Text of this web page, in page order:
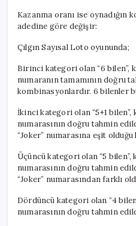
Kazanma oranı ise oynadığın
adedine göre değişir:
Çılgın Sayısal Loto oyununda;
Birinci kategori olan “6 bilen”,
numaranın tamamının doğru
kombinasyonlardır. 6 bilenler
İkinci kategori olan “5+1
numarasının doğru tahmin
“Joker” numarasına eşit
Üçüncü kategori olan “5
numarasının doğru tahmin
“Joker” numarasından farklı
Dördüncü kategori olan “4
numarasının doğru tahmin